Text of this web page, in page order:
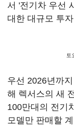
서 '전기차 우선
대한 대규모 투
토
우선 2026년까
해 렉서스의 새
100만대의 전기
모델만 판매할